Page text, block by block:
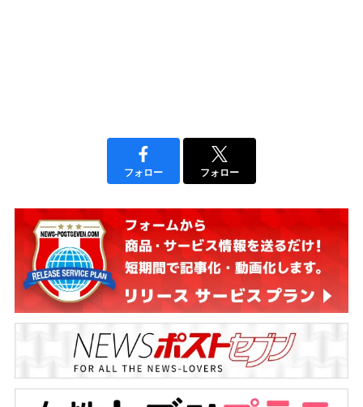
フォロー フォロー